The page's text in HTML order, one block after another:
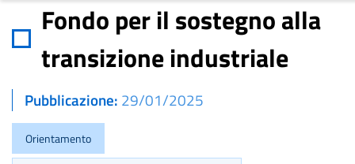
Fondo per il sostegno alla
transizione industriale
Pubblicazione 29/01/2025
Orientamento